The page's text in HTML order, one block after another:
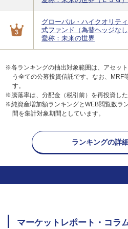
グローバル・ハイクオリテ
式ファンド（為替ヘッジなし
愛称：未来の世界
※各ランキングの抽出対象範囲は、アセッ
う全ての公募投資信託です。なお、MRF
す。
※騰落率は、分配金（税引前）を再投資した
※純資産増加額ランキングとWEB閲覧数ラ
間を集計対象期間としています。
ランキングの詳
マーケットレポート・コラ